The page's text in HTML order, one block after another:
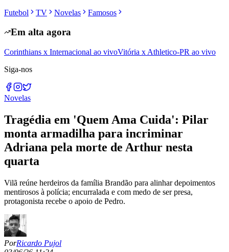
Futebol
TV Novelas Famosos
Em alta agora
Corinthians x Internacional ao vivoVitória x Athletico-PR ao vivo
Siga-nos
Novelas
Tragédia em 'Quem Ama Cuida': Pilar
monta armadilha para incriminar
Adriana pela morte de Arthur nesta
quarta
Vilã reúne herdeiros da família Brandão para alinhar depoimentos
mentirosos à polícia; encurralada e com medo de ser presa,
protagonista recebe o apoio de Pedro.
PorRicardo Pujol